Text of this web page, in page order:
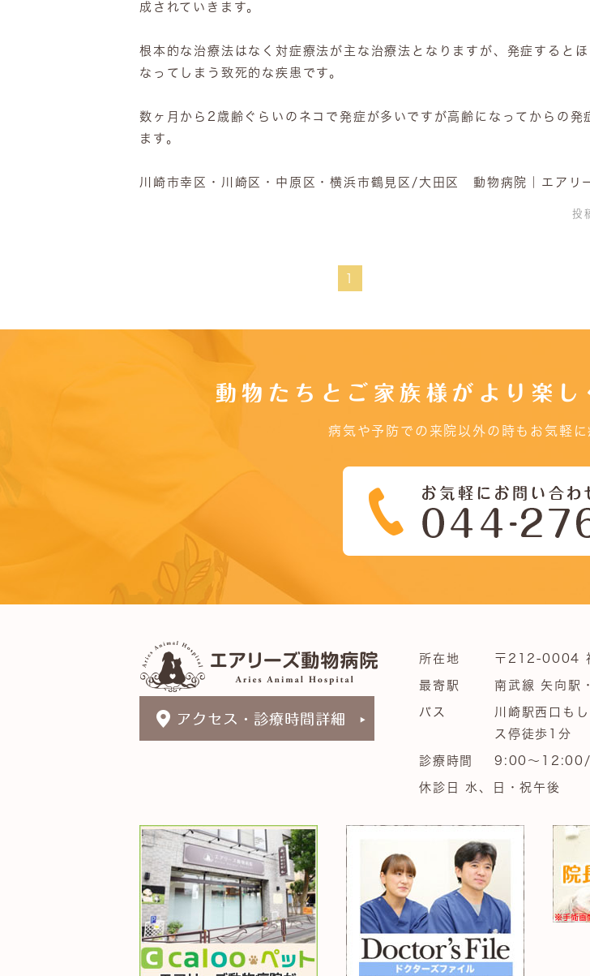
成されていきます。
根本的な治療法はなく対症療法が主な治療法となりますが、発症するとほ
なってしまう致死的な疾患です。
数ヶ月から2歳齢ぐらいのネコで発症が多いですが高齢になってからの発
ます。
川崎市幸区・川崎区・中原区・横浜市鶴見区/大田区 動物病院｜エアリ
投
1
動物たちとご家族様がより楽
病気や予防での来院以外の時もお気軽
所在地 〒212-0004
最寄駅 南武線 矢向駅
バス
川崎駅西口も
ス停徒歩1分
診療時間 9:00～
休診日 水、日・祝午後